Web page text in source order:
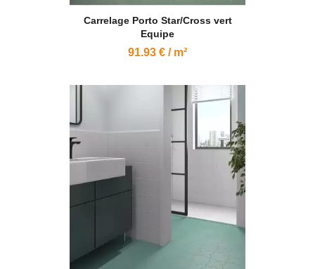
Carrelage Porto Star/Cross vert
Equipe
91.93 € / m²